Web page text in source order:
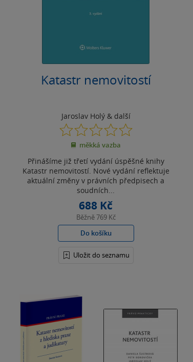
Katastr nemovitostí
Jaroslav Holý & další
0.0
z
5
měkká vazba
Přinášíme již třetí vydání úspěšné knihy
Katastr nemovitostí. Nové vydání reflektuje
aktuální změny v právních předpisech a
soudních...
688 Kč
Běžně769 Kč
Do košíku
Uložit do seznamu